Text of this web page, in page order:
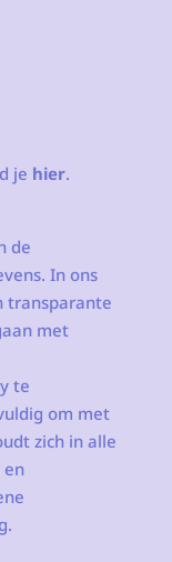
je hier.
de
In ons
transparante
met
te
om met
zich in alle
en